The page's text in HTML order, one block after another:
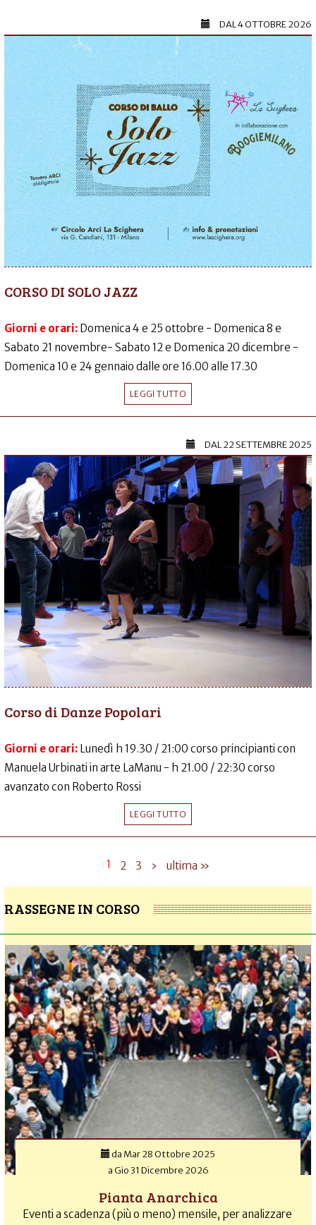
DAL4 OTTOBRE 2026
CORSO DI SOLO JAZZ
Giorni e orari: Domenica 4 e 25 ottobre - Domenica 8 e
Sabato 21 novembre- Sabato 12 e Domenica 20 dicembre -
Domenica 10 e 24 gennaio dalle ore 16.00 alle 17.30
LEGGI TUTTO
DAL22 SETTEMBRE 2025
Corso di Danze Popolari
Giorni e orari: Lunedì h 19.30 / 21:00 corso principianti con
Manuela Urbinati in arte LaManu - h 21.00 / 22:30 corso
avanzato con Roberto Rossi
LEGGI TUTTO
1 2 3 › ultima »
RASSEGNE IN CORSO
da Mar 28 Ottobre 2025
aGio 31 Dicembre 2026
Pianta Anarchica
Eventi a scadenza (più o meno) mensile, per analizzare